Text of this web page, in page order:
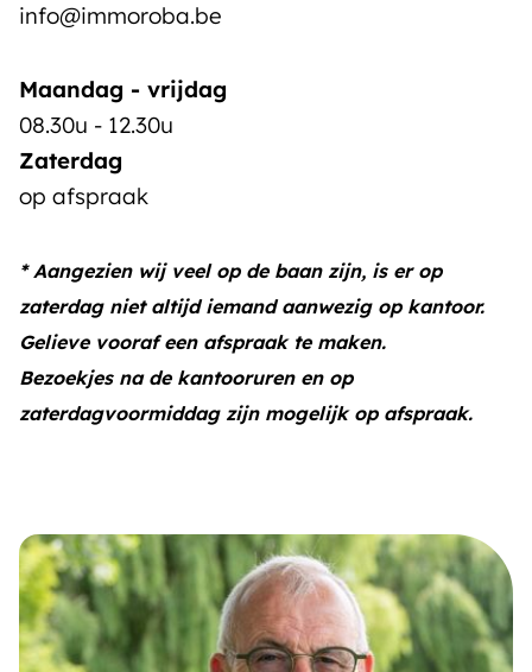
info@immoroba.be
Maandag - vrijdag
08.30u - 12.30u
Zaterdag
op afspraak
* Aangezien wij veel op de baan zijn, is er op
zaterdag niet altijd iemand aanwezig op kantoor.
Gelieve vooraf een afspraak te maken.
Bezoekjes na de kantooruren en op
zaterdagvoormiddag zijn mogelijk op afspraak.